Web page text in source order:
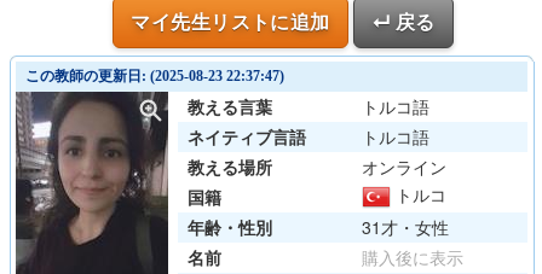
マイ先生リストに追加 ↵ 戻る
この教師の更新日: (2025-08-23 22:37:47)
教える言葉
トルコ語
ネイティブ言語
トルコ語
教える場所
オンライン
国籍
トルコ
年齢・性別
31才・女性
名前
購入後に表示